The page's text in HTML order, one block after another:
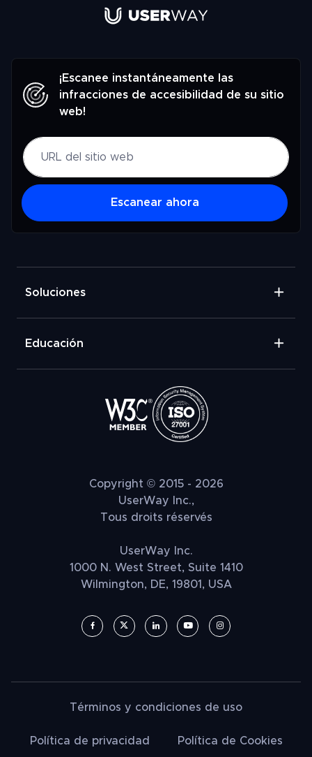
¡Escanee instantáneamente las
infracciones de accesibilidad de su sitio
web!
Escanear ahora
Soluciones
Educación
Copyright © 2015 - 2026
UserWay Inc.,
Tous droits réservés
UserWay Inc.
1000 N. West Street, Suite 1410
Wilmington, DE, 19801, USA
Términos y condiciones de uso
Política de privacidad Política de Cookies